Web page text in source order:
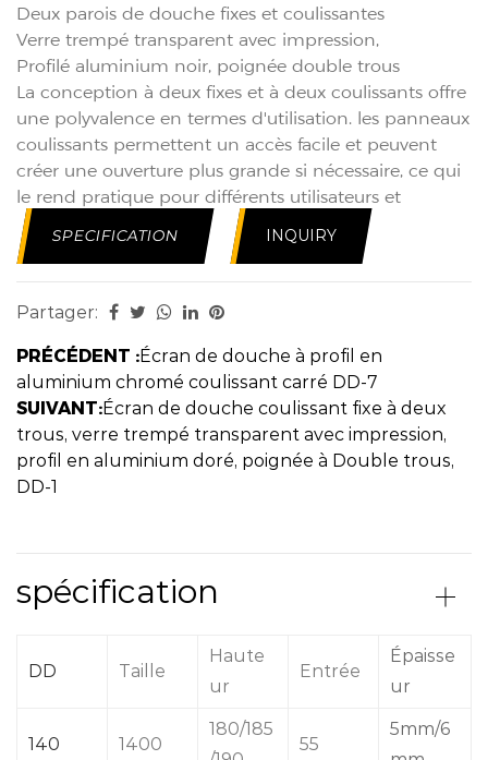
Deux parois de douche fixes et coulissantes
Verre trempé transparent avec impression,
Profilé aluminium noir, poignée double trous
La conception à deux fixes et à deux coulissants offre
une polyvalence en termes d'utilisation. les panneaux
coulissants permettent un accès facile et peuvent
créer une ouverture plus grande si nécessaire, ce qui
le rend pratique pour différents utilisateurs et
espaces de salle de bain.
Le verre trempé est conçu pour se briser en petits
le risque de blessure en cas d'accident.
la conception de la poignée permet un accès
pratique et simple à la cabine de douche. que ce soit
pour ouvrir ou fermer la porte, les doubles trous
facilitent un mouvement naturel et facile.
SPECIFICATION INQUIRY
Partager:
PRÉCÉDENT :Écran de douche à profil en
aluminium chromé coulissant carré DD-7
SUIVANT:Écran de douche coulissant fixe à deux
trous, verre trempé transparent avec impression,
profil en aluminium doré, poignée à Double trous,
DD-1
spécification
DD Taille
Haute
ur
Entrée
Épaisse
ur
140 1400
180/185
55
5mm/6